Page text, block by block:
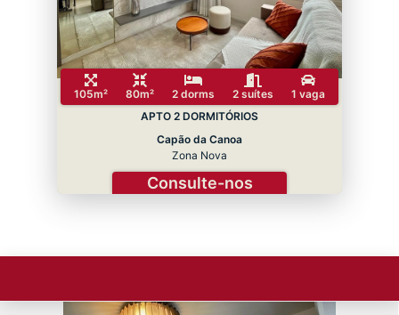
105m² 80m² 2 dorms 2 suítes
1 vaga
APTO 2 DORMITÓRIOS
Capão da Canoa
Zona Nova
Consulte-nos